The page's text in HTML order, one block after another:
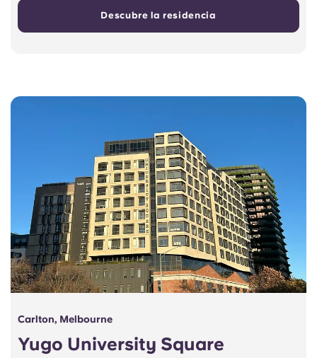
Descubre la residencia
Carlton, Melbourne
Yugo University Square